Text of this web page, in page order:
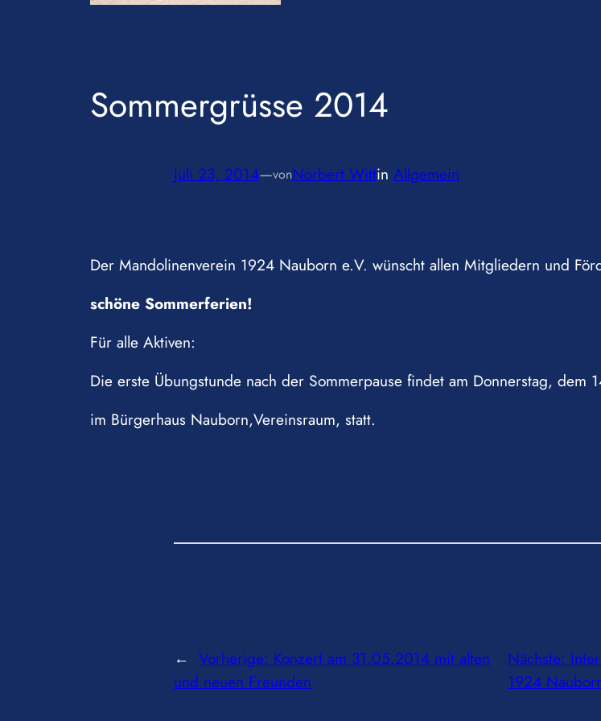
Sommergrüsse 2014
Juli 23, 2014—vonNorbert Wittin Allgemein
Der Mandolinenverein 1924 Nauborn e.V. wünscht allen Mitgliedern und
schöne Sommerferien!
Für alle Aktiven:
Die erste Übungstunde nach der Sommerpause findet am Donnerstag, dem
im Bürgerhaus Nauborn,Vereinsraum, statt.
← Vorherige: Konzert am 31.05.2014 mit alten
und neuen Freunden
Nächste:
1924